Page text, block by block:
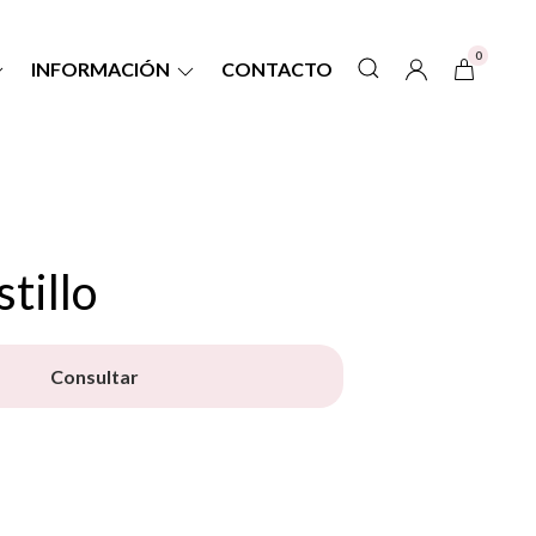
INFORMACIÓN CONTACTO
0
Consultar